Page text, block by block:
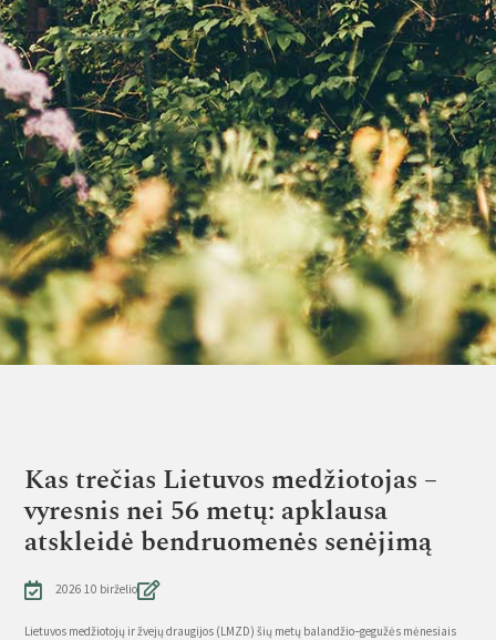
Kas trečias Lietuvos medžiotojas –
vyresnis nei 56 metų: apklausa
atskleidė bendruomenės senėjimą
2026 10 birželio
Lietuvos medžiotojų ir žvejų draugijos (LMZD) šių metų balandžio–gegužės mėnesiais